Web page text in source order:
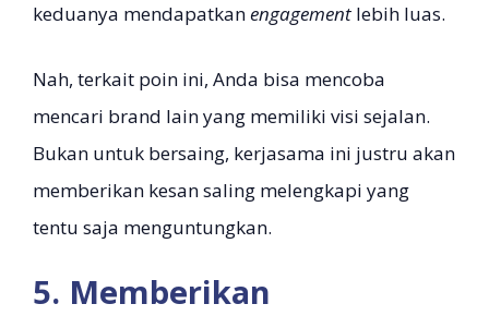
keduanya mendapatkanengagement lebih luas.
Nah, terkait poin ini, Anda bisa mencoba
mencari brand lain yang memiliki visi sejalan.
Bukan untuk bersaing, kerjasama ini justru akan
memberikan kesan saling melengkapi yang
tentu saja menguntungkan.
5. Memberikan